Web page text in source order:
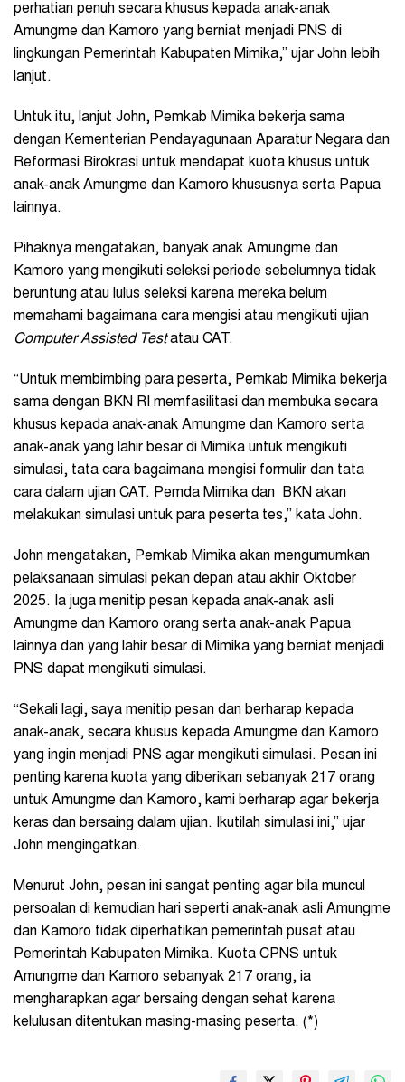
perhatian penuh secara khusus kepada anak-anak
Amungme dan Kamoro yang berniat menjadi PNS di
lingkungan Pemerintah Kabupaten Mimika,” ujar John lebih
lanjut.
Untuk itu, lanjut John, Pemkab Mimika bekerja sama
dengan Kementerian Pendayagunaan Aparatur Negara dan
Reformasi Birokrasi untuk mendapat kuota khusus untuk
anak-anak Amungme dan Kamoro khususnya serta Papua
lainnya.
Pihaknya mengatakan, banyak anak Amungme dan
Kamoro yang mengikuti seleksi periode sebelumnya tidak
beruntung atau lulus seleksi karena mereka belum
memahami bagaimana cara mengisi atau mengikuti ujian
Computer Assisted Testatau CAT.
“Untuk membimbing para peserta, Pemkab Mimika bekerja
sama dengan BKN RI memfasilitasi dan membuka secara
khusus kepada anak-anak Amungme dan Kamoro serta
anak-anak yang lahir besar di Mimika untuk mengikuti
simulasi, tata cara bagaimana mengisi formulir dan tata
cara dalam ujian CAT. Pemda Mimika dan BKN akan
melakukan simulasi untuk para peserta tes,” kata John.
John mengatakan, Pemkab Mimika akan mengumumkan
pelaksanaan simulasi pekan depan atau akhir Oktober
2025. Ia juga menitip pesan kepada anak-anak asli
Amungme dan Kamoro orang serta anak-anak Papua
lainnya dan yang lahir besar di Mimika yang berniat menjadi
PNS dapat mengikuti simulasi.
“Sekali lagi, saya menitip pesan dan berharap kepada
anak-anak, secara khusus kepada Amungme dan Kamoro
yang ingin menjadi PNS agar mengikuti simulasi. Pesan ini
penting karena kuota yang diberikan sebanyak 217 orang
untuk Amungme dan Kamoro, kami berharap agar bekerja
keras dan bersaing dalam ujian. Ikutilah simulasi ini,” ujar
John mengingatkan.
Menurut John, pesan ini sangat penting agar bila muncul
persoalan di kemudian hari seperti anak-anak asli Amungme
dan Kamoro tidak diperhatikan pemerintah pusat atau
Pemerintah Kabupaten Mimika. Kuota CPNS untuk
Amungme dan Kamoro sebanyak 217 orang, ia
mengharapkan agar bersaing dengan sehat karena
kelulusan ditentukan masing-masing peserta. (*)